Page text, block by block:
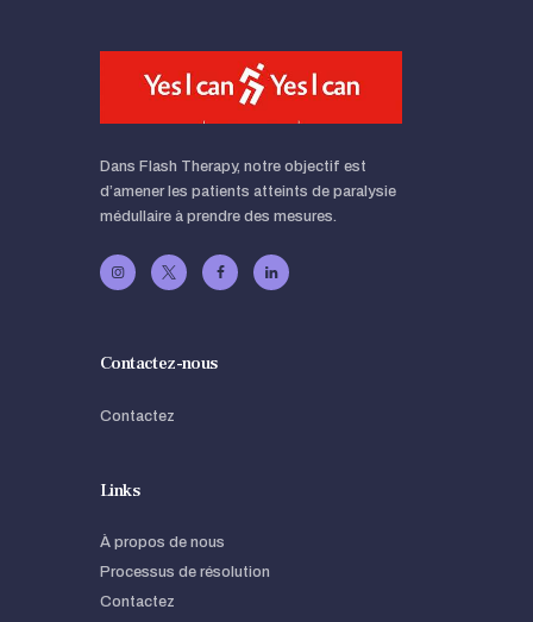
Dans Flash Therapy, notre objectif est
d’amener les patients atteints de paralysie
médullaire à prendre des mesures.
Contactez-nous
Contactez
Links
À propos de nous
Processus de résolution
Contactez